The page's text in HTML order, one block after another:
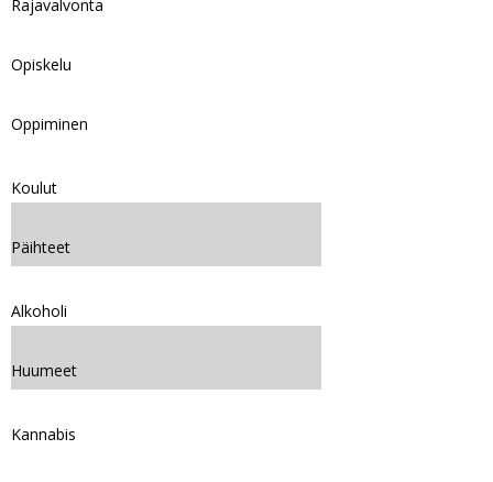
Rajavalvonta
Opiskelu
Oppiminen
Koulut
Päihteet
Alkoholi
Huumeet
Kannabis